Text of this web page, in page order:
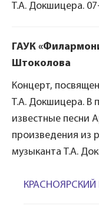
Т.А. Докшицера.
ГАУК
Штоколова
Концерт,
Т.А. Докшицера. В
известные песни
произведения из
музыканта Т.А.
КРАСНОЯРСКИЙ